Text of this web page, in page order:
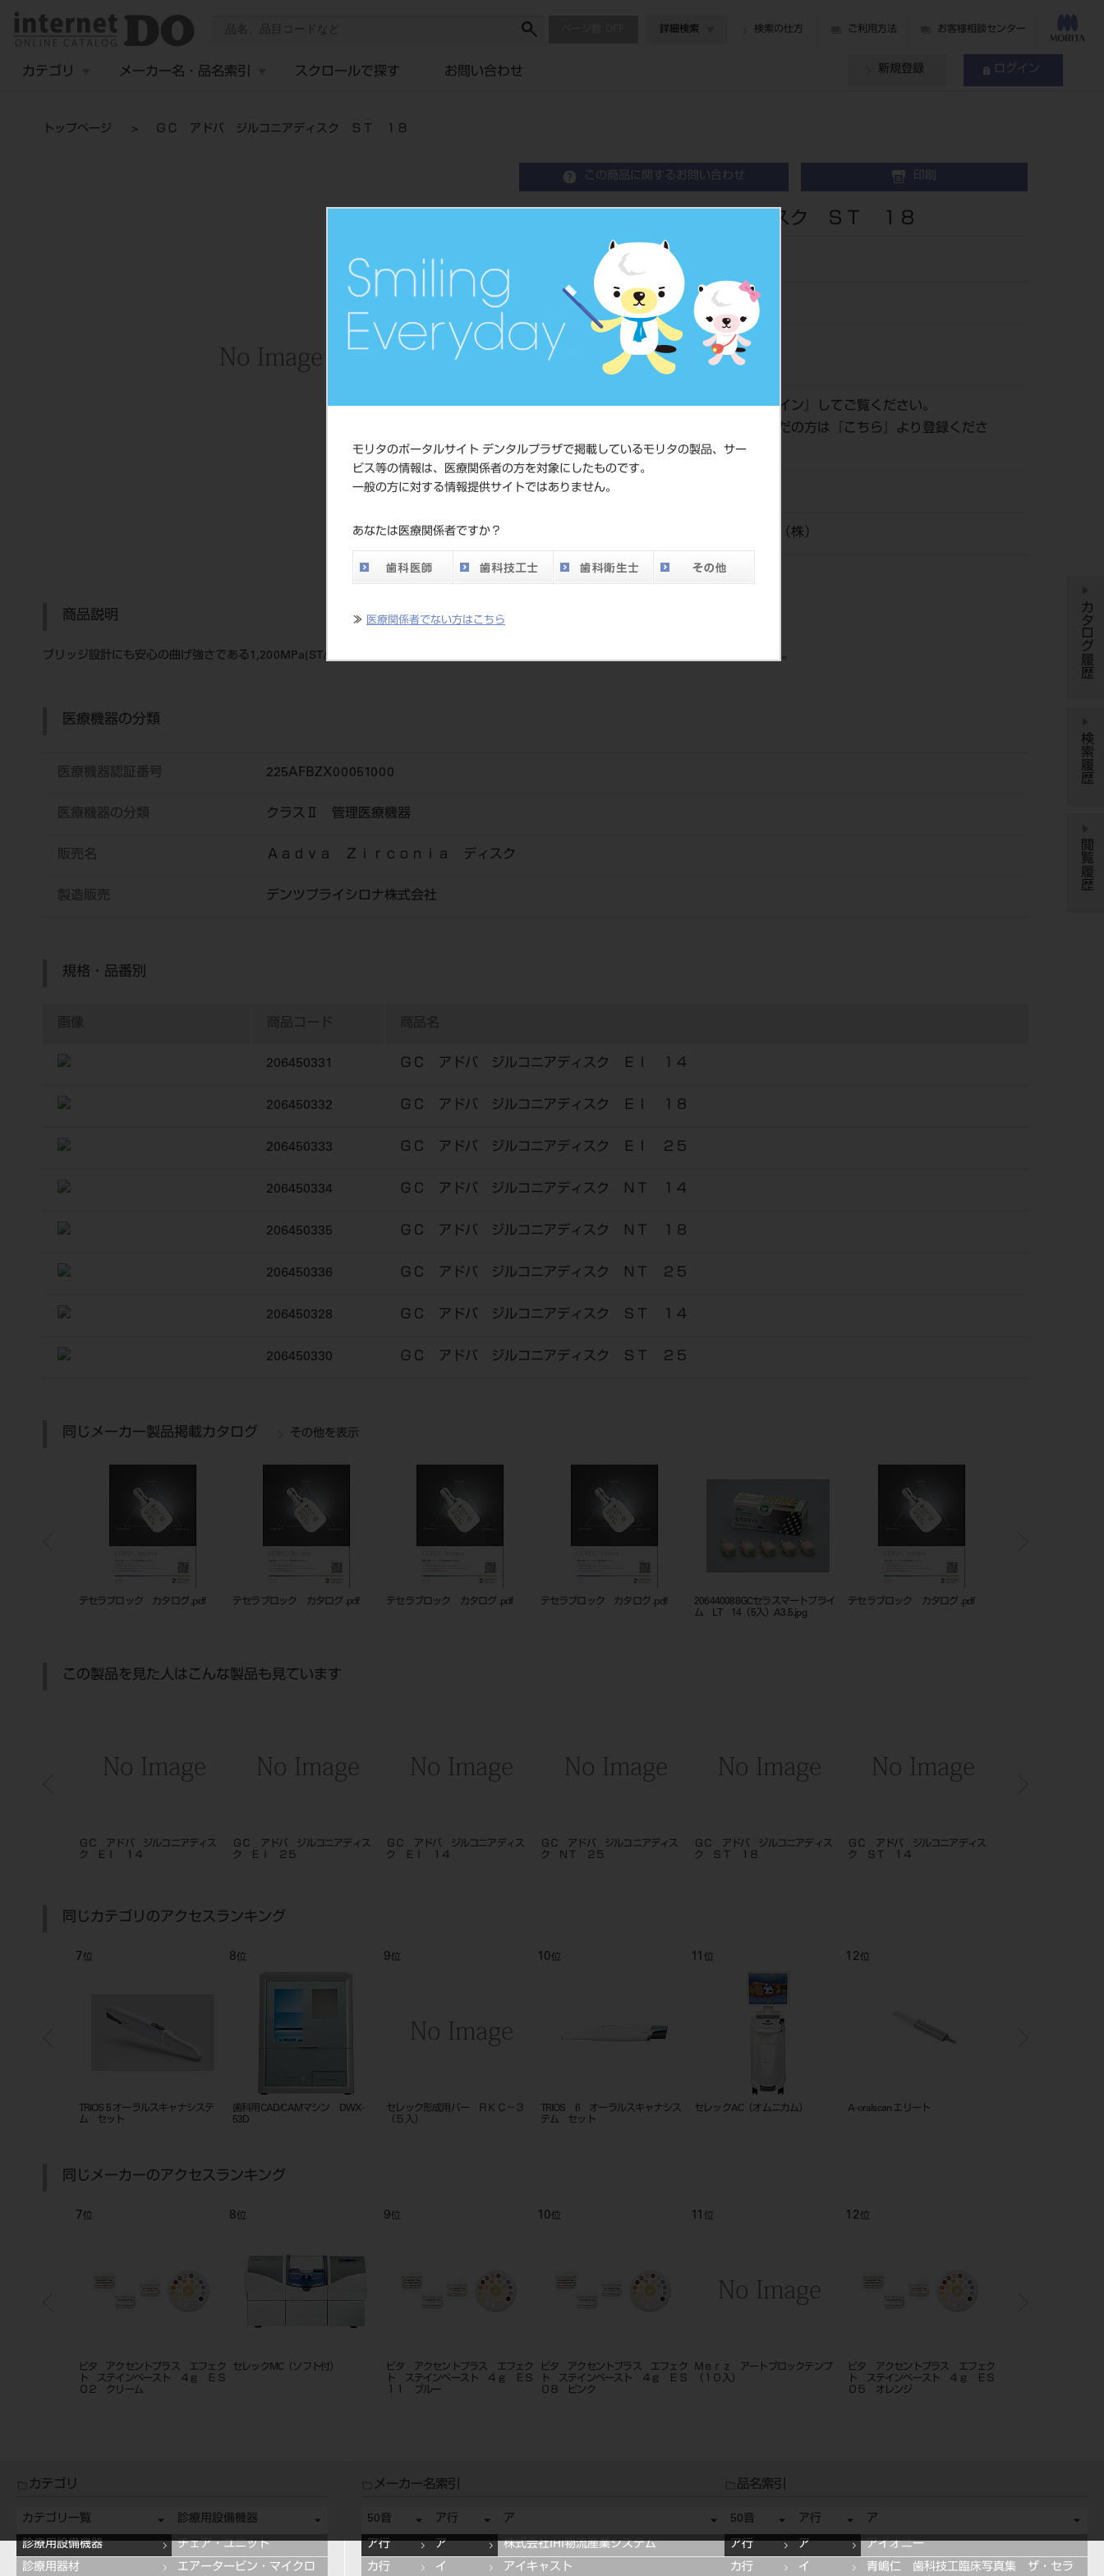
モリタのポータルサイト デンタルプラザで掲載しているモリタの製品、サー
ビス等の情報は、医療関係者の方を対象にしたものです。
一般の方に対する情報提供サイトではありません。
あなたは医療関係者ですか？
≫ 医療関係者でない方はこちら
詳細検索 検索の仕方 ご利用方法 お客様相談センター
カテゴリ メーカー名・品名索引 スクロールで探す お問い合わせ 新規登録 ログイン
トップページ ＧＣ アドバ ジルコニアディスク ＳＴ １８
この商品に関するお問い合わせ 印刷
ＧＣ アドバ ジルコニアディスク ＳＴ １８
品目コード 206450329
JAN/EANコー
4548161247606
価格の確認は『ログイン 』してご覧ください。
ネット会員登録がまだの方は『
こちら
』より登録くださ
い。
発売日
デンツプライシロナ（株）
商品説明
ブリッジ設計にも安心の曲げ強さである1,200MPa(ST/EIのみ)を有し、 ジルコニアクラウンへの応用で形成切削量を最小限にする事が可能です。
医療機器の分類
医療機器認証番号 225AFBZX00051000
医療機器の分類 クラスⅡ 管理医療機器
販売名 Ａａｄｖａ Ｚｉｒｃｏｎｉａ ディスク
製造販売 デンツプライシロナ株式会社
規格・品番別
画像 商品コード 商品名
206450331 ＧＣ アドバ ジルコニアディスク ＥＩ １４
206450332 ＧＣ アドバ ジルコニアディスク ＥＩ １８
206450333 ＧＣ アドバ ジルコニアディスク ＥＩ ２５
206450334 ＧＣ アドバ ジルコニアディスク ＮＴ １４
206450335 ＧＣ アドバ ジルコニアディスク ＮＴ １８
206450336 ＧＣ アドバ ジルコニアディスク ＮＴ ２５
206450328 ＧＣ アドバ ジルコニアディスク ＳＴ １４
206450330 ＧＣ アドバ ジルコニアディスク ＳＴ ２５
同じメーカー製品掲載カタログ その他を表示
テセラブロック カタログ .pdf テセラブロック カタログ .pdf テセラブロック カタログ .pdf テセラブロック カタログ .pdf
206440088GCセラスマートプライ
ム LT 14（5入）A3.5.jpg
テセラブロック カタログ .pdf
この製品を見た人はこんな製品も見ています
ＧＣ アドバ ジルコニアディス
ク ＥＩ １４
ＧＣ アドバ ジルコニアディス
ク ＥＩ ２５
ＧＣ アドバ ジルコニアディス
ク ＥＩ １４
ＧＣ アドバ ジルコニアディス
ク ＮＴ ２５
ＧＣ アドバ ジルコニアディス
ク ＳＴ １８
ＧＣ アドバ ジルコニアディス
ク ＳＴ １４
同じカテゴリのアクセスランキング
7 位
TRIOS 5 オーラルスキャナシステ
ム セット
8位
歯科用CAD/CAMマシン DWX-
53D
9位
セレック形成用バー ＲＫＣ－３
（５入）
10位
TRIOS 6 オーラルスキャナシス
テム セット
11 位
セレックAC（オムニカム）
12 位
A-oralscan エリート
同じメーカーのアクセスランキング
7 位
ビタ アクセントプラス エフェク
ト ステインペースト ４ｇ ＥＳ
０２ クリーム
8位
セレックMC（ソフト付）
9位
ビタ アクセントプラス エフェク
ト ステインペースト ４ｇ ＥＳ
１１ ブルー
10位
ビタ アクセントプラス エフェク
ト ステインペースト ４ｇ ＥＳ
０８ ピンク
11 位
Ｍｅｒｚ アートブロックテンプ
（１０入）
12 位
ビタ アクセントプラス エフェク
ト ステインペースト ４ｇ ＥＳ
０５ オレンジ
カタログ履歴
検索履歴
閲覧履歴
カテゴリ
カテゴリ一覧
診療用設備機器
診療用器材
診療用設備機器
チェア・ユニット
エアータービン・マイクロ
メーカー名索引
50音
ア行
カ行
ア行
ア
イ
ア
株式会社IHI物流産業システム
アイキャスト
品名索引
50音
ア行
カ行
ア行
ア
イ
ア
アイオニー
青嶋仁 歯科技工臨床写真集 ザ・セラ